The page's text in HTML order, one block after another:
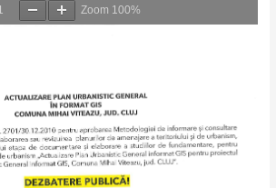
Zoom 100%